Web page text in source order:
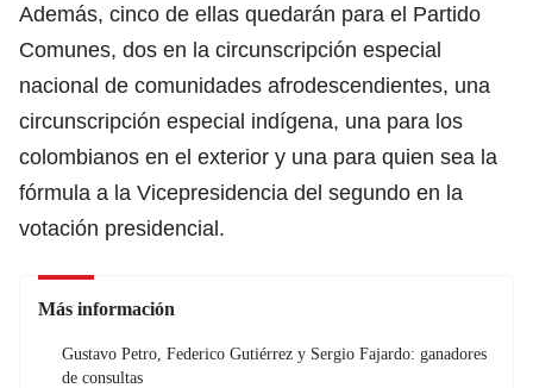
Además, cinco de ellas quedarán para el Partido
Comunes, dos en la circunscripción especial
nacional de comunidades afrodescendientes, una
circunscripción especial indígena, una para los
colombianos en el exterior y una para quien sea la
fórmula a la Vicepresidencia del segundo en la
votación presidencial.
Más información
Gustavo Petro, Federico Gutiérrez y Sergio Fajardo: ganadores
de consultas